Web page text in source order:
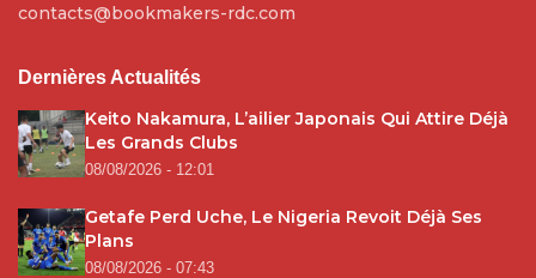
contacts@bookmakers-rdc.com
Dernières Actualités
Keito Nakamura, L’ailier Japonais Qui Attire Déjà
Les Grands Clubs
08/08/2026 - 12:01
Getafe Perd Uche, Le Nigeria Revoit Déjà Ses
Plans
08/08/2026 - 07:43